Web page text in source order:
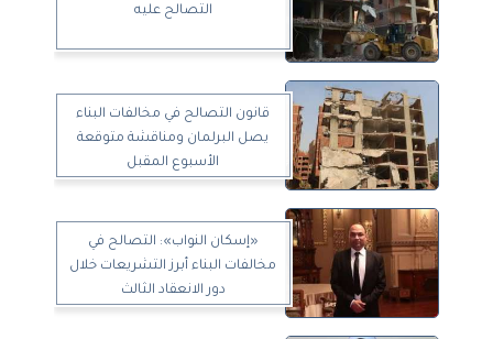
التصالح عليه
قانون التصالح في مخالفات البناء
يصل البرلمان ومناقشة متوقعة
الأسبوع المقبل
«إسكان النواب»: التصالح في
مخالفات البناء أبرز التشريعات خلال
دور الانعقاد الثالث